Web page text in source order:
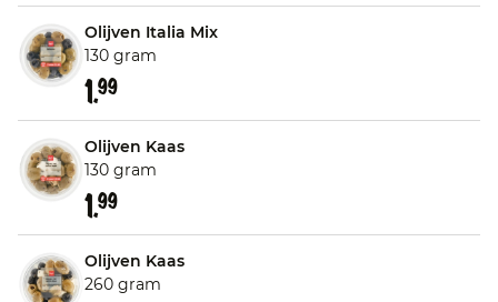
Olijven Italia Mix
130 gram
1.99
Olijven Kaas
130 gram
1.99
Olijven Kaas
260 gram